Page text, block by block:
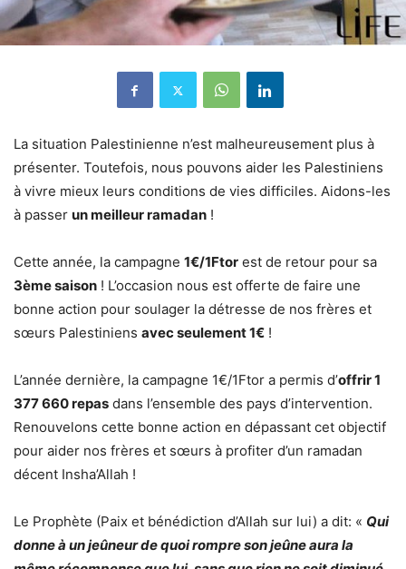
La situation Palestinienne n’est malheureusement plus à
présenter. Toutefois, nous pouvons aider les Palestiniens
à vivre mieux leurs conditions de vies difficiles. Aidons-les
à passer un meilleur ramadan !
Cette année, la campagne 1€/1Ftor est de retour pour sa
3ème saison ! L’occasion nous est offerte de faire une
bonne action pour soulager la détresse de nos frères et
sœurs Palestiniens avec seulement 1€ !
L’année dernière, la campagne 1€/1Ftor a permis d’offrir 1
377 660 repas dans l’ensemble des pays d’intervention.
Renouvelons cette bonne action en dépassant cet objectif
pour aider nos frères et sœurs à profiter d’un ramadan
décent Insha’Allah !
Le Prophète (Paix et bénédiction d’Allah sur lui) a dit: « Qui
donne à un jeûneur de quoi rompre son jeûne aura la